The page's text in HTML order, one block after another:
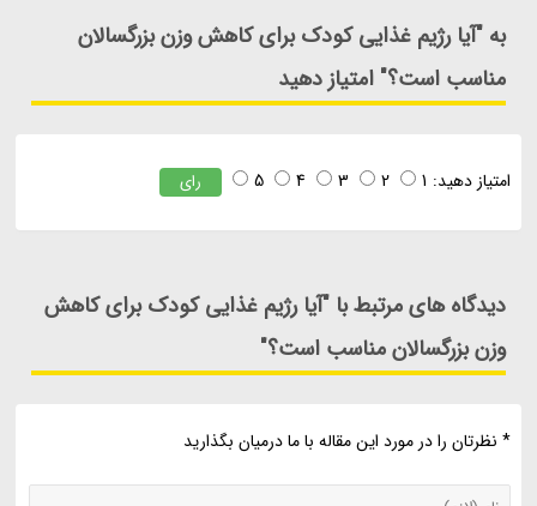
به "آیا رژیم غذایی کودک برای کاهش وزن بزرگسالان
مناسب است؟" امتیاز دهید
امتیاز دهید: 1
2
3
4
5 رای
دیدگاه های مرتبط با "آیا رژیم غذایی کودک برای کاهش
وزن بزرگسالان مناسب است؟"
* نظرتان را در مورد این مقاله با ما درمیان بگذارید